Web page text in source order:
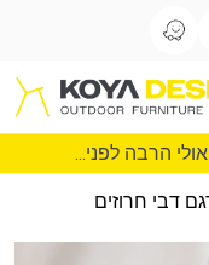
דבי חרוזים